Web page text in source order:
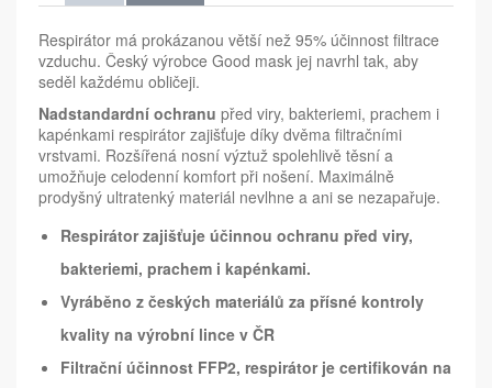
Respirátor má prokázanou větší než 95% účinnost filtrace
vzduchu. Český výrobce Good mask jej navrhl tak, aby
seděl každému obličeji.
Nadstandardní ochranu před viry, bakteriemi, prachem i
kapénkami respirátor zajišťuje díky dvěma filtračními
vrstvami. Rozšířená nosní výztuž spolehlivě těsní a
umožňuje celodenní komfort při nošení. Maximálně
prodyšný ultratenký materiál nevlhne a ani se nezapařuje.
Respirátor zajišťuje účinnou ochranu před viry,
bakteriemi, prachem i kapénkami.
Vyráběno z českých materiálů za přísné kontroly
kvality na výrobní lince v ČR
Filtrační účinnost FFP2, respirátor je certifikován na